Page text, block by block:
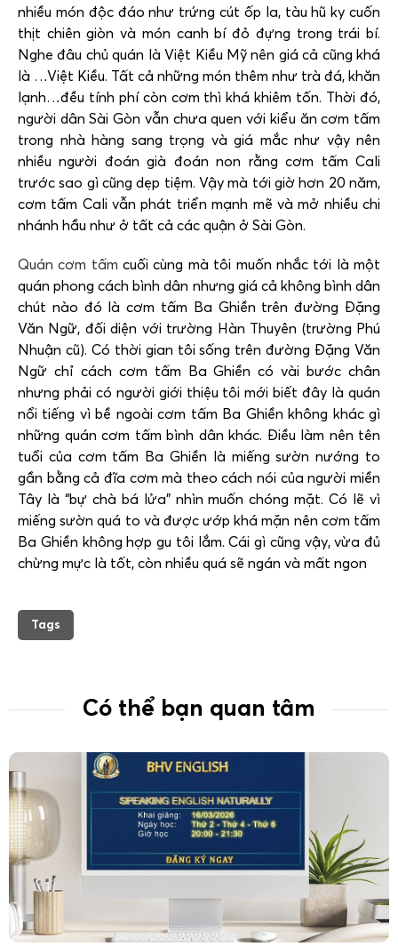
nhiều món độc đáo như trứng cút ốp la, tàu hũ ky cuốn
thịt chiên giòn và món canh bí đỏ đựng trong trái bí.
Nghe đâu chủ quán là Việt Kiều Mỹ nên giá cả cũng khá
là …Việt Kiều. Tất cả những món thêm như trà đá, khăn
lạnh…đều tính phí còn cơm thì khá khiêm tốn. Thời đó,
người dân Sài Gòn vẫn chưa quen với kiểu ăn cơm tấm
trong nhà hàng sang trọng và giá mắc như vậy nên
nhiều người đoán già đoán non rằng cơm tấm Cali
trước sao gì cũng dẹp tiệm. Vậy mà tới giờ hơn 20 năm,
cơm tấm Cali vẫn phát triển mạnh mẽ và mở nhiều chi
nhánh hầu như ở tất cả các quận ở Sài Gòn.
Quán cơm tấm cuối cùng mà tôi muốn nhắc tới là một
quán phong cách bình dân nhưng giá cả không bình dân
chút nào đó là cơm tấm Ba Ghiền trên đường Đặng
Văn Ngữ, đối diện với trường Hàn Thuyên (trường Phú
Nhuận cũ). Có thời gian tôi sống trên đường Đặng Văn
Ngữ chỉ cách cơm tấm Ba Ghiền có vài bước chân
nhưng phải có người giới thiệu tôi mới biết đây là quán
nổi tiếng vì bề ngoài cơm tấm Ba Ghiền không khác gì
những quán cơm tấm bình dân khác. Điều làm nên tên
tuổi của cơm tấm Ba Ghiền là miếng sườn nướng to
gần bằng cả đĩa cơm mà theo cách nói của người miền
Tây là “bự chà bá lửa” nhìn muốn chóng mặt. Có lẽ vì
miếng sườn quá to và được ướp khá mặn nên cơm tấm
Ba Ghiền không hợp gu tôi lắm. Cái gì cũng vậy, vừa đủ
chừng mực là tốt, còn nhiều quá sẽ ngán và mất ngon
Tags
Có thể bạn quan tâm